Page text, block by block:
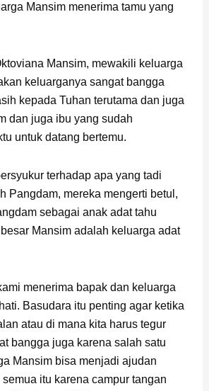
Mansim menerima tamu yang
Mansim, mewakili keluarga
keluarganya sangat bangga
kepada Tuhan terutama dan juga
dan juga ibu yang sudah
untuk datang bertemu.
terhadap apa yang tadi
Pangdam, mereka mengerti betul,
sebagai anak adat tahu
Mansim adalah keluarga adat
menerima bapak dan keluarga
Basudara itu penting agar ketika
atau di mana kita harus tegur
bangga juga karena salah satu
Mansim bisa menjadi ajudan
itu karena campur tangan